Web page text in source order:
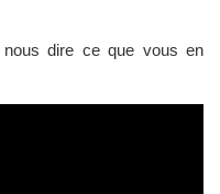
dire ce que vous en